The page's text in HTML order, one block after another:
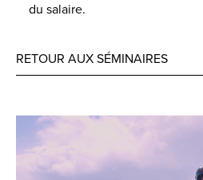
du salaire.
RETOUR AUX SÉMINAIRES